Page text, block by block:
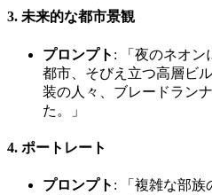
3. 未来的な都市景観
プロンプト : 「夜のネオン
都市、そびえ立つ高層ビ
装の人々、ブレードラン
た。」
4. ポートレート
プロンプト : 「複雑な部族